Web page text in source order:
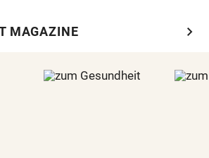
MAGAZINE chevron_right